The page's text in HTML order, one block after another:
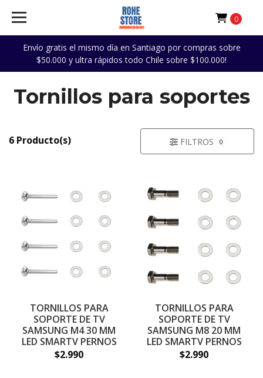
Envío gratis el mismo día en Santiago por compras sobre
$50.000 y ultra rápidos todo Chile sobre $100.000!
0
Tornillos para soportes
6 Producto(s) FILTROS 0
TORNILLOS PARA
SOPORTE DE TV
SAMSUNG M4 30 MM
LED SMARTV PERNOS
$2.990
TORNILLOS PARA
SOPORTE DE TV
SAMSUNG M8 20 MM
LED SMARTV PERNOS
$2.990